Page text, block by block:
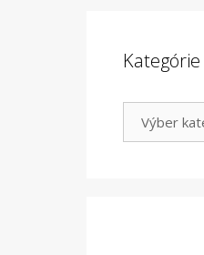
Kategórie